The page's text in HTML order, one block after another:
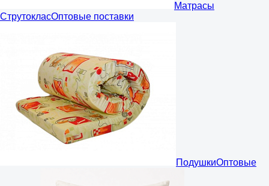
Матрасы
СтрутокласОптовые поставки
ПодушкиОптовые